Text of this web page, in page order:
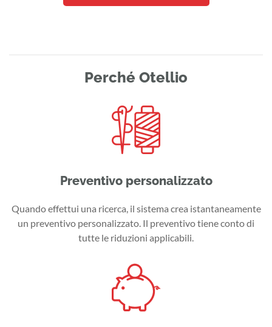
Perché Otellio
Preventivo personalizzato
Quando effettui una ricerca, il sistema crea istantaneamente
un preventivo personalizzato. Il preventivo tiene conto di
tutte le riduzioni applicabili.